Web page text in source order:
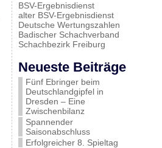
BSV-Ergebnisdienst
alter BSV-Ergebnisdienst
Deutsche Wertungszahlen
Badischer Schachverband
Schachbezirk Freiburg
Neueste Beiträge
Fünf Ebringer beim
Deutschlandgipfel in
Dresden – Eine
Zwischenbilanz
Spannender
Saisonabschluss
Erfolgreicher 8. Spieltag